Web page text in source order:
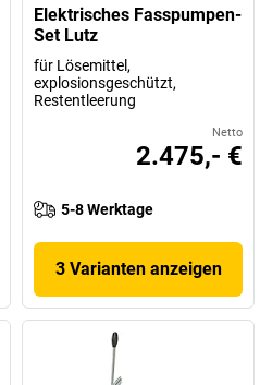
Elektrisches Fasspumpen-
Set Lutz
für Lösemittel,
explosionsgeschützt,
Restentleerung
Netto
2.475,- €
5-8 Werktage
3 Varianten anzeigen